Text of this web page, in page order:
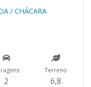
/ CHÁCARA
2
Terreno
6,8